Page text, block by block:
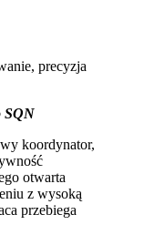
precyzja
SQN
koordynator,
otwarta
z wysoką
przebiega